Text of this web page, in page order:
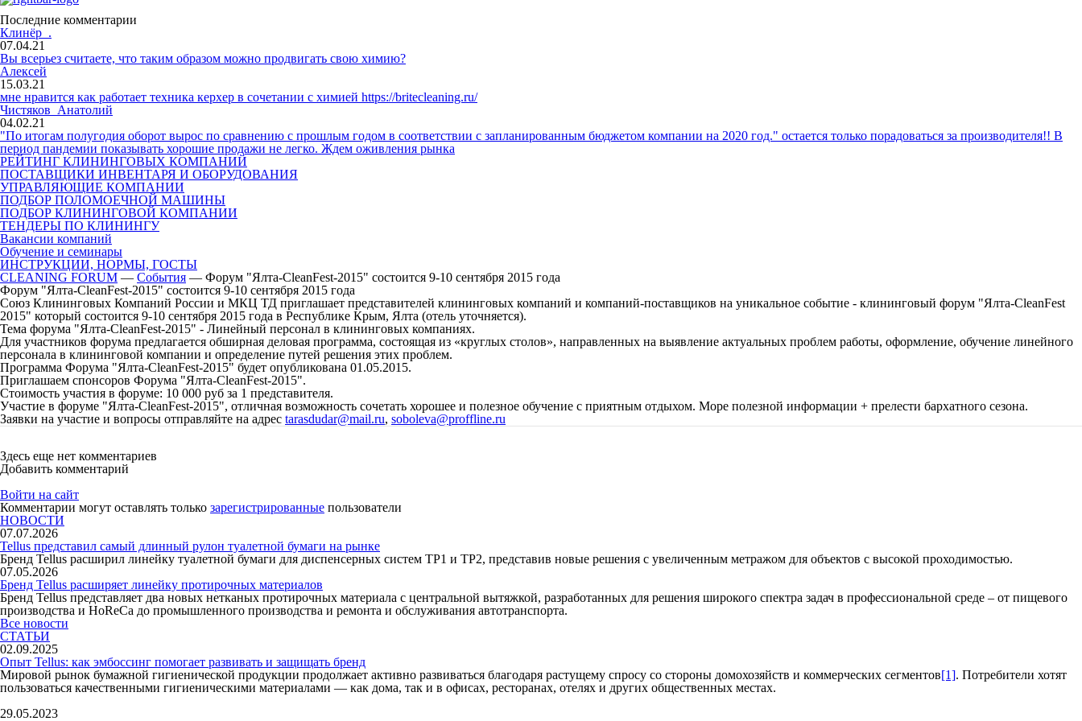
Последние комментарии
Клинёр .
07.04.21
Вы всерьез считаете, что таким образом можно продвигать свою химию?
Алексей
15.03.21
мне нравится как работает техника керхер в сочетании с химией https://britecleaning.ru/
Чистяков Анатолий
04.02.21
"По итогам полугодия оборот вырос по сравнению с прошлым годом в соответствии с запланированным бюджетом компании на 2020 год." остается только порадоваться за производителя!! В
период пандемии показывать хорошие продажи не легко. Ждем оживления рынка
РЕЙТИНГ КЛИНИНГОВЫХ КОМПАНИЙ
ПОСТАВЩИКИ ИНВЕНТАРЯ И ОБОРУДОВАНИЯ
УПРАВЛЯЮЩИЕ КОМПАНИИ
ПОДБОР ПОЛОМОЕЧНОЙ МАШИНЫ
ПОДБОР КЛИНИНГОВОЙ КОМПАНИИ
ТЕНДЕРЫ ПО КЛИНИНГУ
Вакансии компаний
Обучение и семинары
ИНСТРУКЦИИ, НОРМЫ, ГОСТЫ
CLEANING FORUM — События — Форум "Ялта-CleanFest-2015" состоится 9-10 сентября 2015 года
Форум "Ялта-CleanFest-2015" состоится 9-10 сентября 2015 года
Союз Клининговых Компаний России и МКЦ ТД приглашает представителей клининговых компаний и компаний-поставщиков на уникальное событие - клининговый форум "Ялта-CleanFest
2015" который состоится 9-10 сентября 2015 года в Республике Крым, Ялта (отель уточняется).
Тема форума "Ялта-CleanFest-2015" - Линейный персонал в клининговых компаниях.
Для участников форума предлагается обширная деловая программа, состоящая из «круглых столов», направленных на выявление актуальных проблем работы, оформление, обучение линейного
персонала в клининговой компании и определение путей решения этих проблем.
Программа Форума "Ялта-CleanFest-2015" будет опубликована 01.05.2015.
Приглашаем спонсоров Форума "Ялта-CleanFest-2015".
Стоимость участия в форуме: 10 000 руб за 1 представителя.
Участие в форуме "Ялта-CleanFest-2015", отличная возможность сочетать хорошее и полезное обучение с приятным отдыхом. Море полезной информации + прелести бархатного сезона.
Заявки на участие и вопросы отправляйте на адрес tarasdudar@mail.ru, soboleva@proffline.ru
Здесь еще нет комментариев
Добавить комментарий
Войти на сайт
Комментарии могут оставлять только зарегистрированные пользователи
НОВОСТИ
07.07.2026
Tellus представил самый длинный рулон туалетной бумаги на рынке
Бренд Tellus расширил линейку туалетной бумаги для диспенсерных систем TP1 и TP2, представив новые решения с увеличенным метражом для объектов с высокой проходимостью.
07.05.2026
Бренд Tellus расширяет линейку протирочных материалов
Бренд Tellus представляет два новых нетканых протирочных материала с центральной вытяжкой, разработанных для решения широкого спектра задач в профессиональной среде – от пищевого
производства и HoReCa до промышленного производства и ремонта и обслуживания автотранспорта.
Все новости
СТАТЬИ
02.09.2025
Опыт Tellus: как эмбоссинг помогает развивать и защищать бренд
Мировой рынок бумажной гигиенической продукции продолжает активно развиваться благодаря растущему спросу со стороны домохозяйств и коммерческих сегментов[1]. Потребители хотят
пользоваться качественными гигиеническими материалами — как дома, так и в офисах, ресторанах, отелях и других общественных местах.
29.05.2023